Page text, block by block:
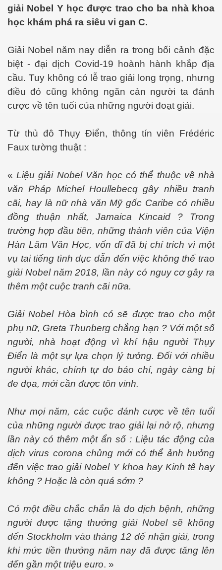
giải Nobel Y học được trao cho ba nhà khoa
học khám phá ra siêu vi gan C.
Giải Nobel năm nay diễn ra trong bối cảnh đặc
biệt - đại dịch Covid-19 hoành hành khắp địa
cầu. Tuy không có lễ trao giải long trọng, nhưng
điều đó cũng không ngăn cản người ta đánh
cược về tên tuổi của những người đoạt giải.
Từ thủ đô Thụy Điển, thông tín viên Frédéric
Faux tường thuật :
«Liệu giải Nobel Văn học có thể thuộc về nhà
văn Pháp Michel Houllebecq gây nhiều tranh
cãi, hay là nữ nhà văn Mỹ gốc Caribe có nhiều
đồng thuận nhất, Jamaica Kincaid ? Trong
trường hợp đầu tiên, những thành viên của Viện
Hàn Lâm Văn Học, vốn dĩ đã bị chỉ trích vì một
vụ tai tiếng tình dục dẫn đến việc không thể trao
giải Nobel năm 2018, lần này có nguy cơ gây ra
thêm một cuộc tranh cãi nữa.
Giải Nobel Hòa bình có sẽ được trao cho một
phụ nữ, Greta Thunberg chẳng hạn ? Với một số
người, nhà hoạt động vì khí hậu người Thụy
Điển là một sự lựa chọn lý tưởng. Đối với nhiều
người khác, chính tự do báo chí, ngày càng bị
đe dọa, mới cần được tôn vinh.
Như mọi năm, các cuộc đánh cược về tên tuổi
của những người được trao giải lại nở rộ, nhưng
lần này có thêm một ẩn số : Liệu tác động của
dịch virus corona chủng mới có thể ảnh hưởng
đến việc trao giải Nobel Y khoa hay Kinh tế hay
không ? Hoặc là còn quá sớm ?
Có một điều chắc chắn là do dịch bệnh, những
người được tặng thưởng giải Nobel sẽ không
đến Stockholm vào tháng 12 để nhận giải, trong
khi mức tiền thưởng năm nay đã được tăng lên
đến gần một triệu euro. »
Sài Gòn xưa